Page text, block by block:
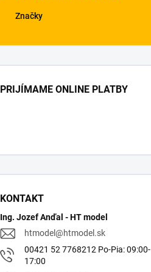
Značky
PRIJÍMAME ONLINE PLATBY
KONTAKT
Ing. Jozef Anďal - HT model
htmodel@htmodel.sk
00421 52 7768212 Po-Pia: 09:00-
17:00